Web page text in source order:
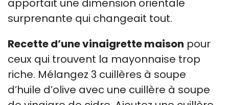
apportait une dimension orientale
surprenante qui changeait tout.
Recette d’une vinaigrette maison pour
ceux qui trouvent la mayonnaise trop
riche. Mélangez 3 cuillères à soupe
d’huile d’olive avec une cuillère à soupe